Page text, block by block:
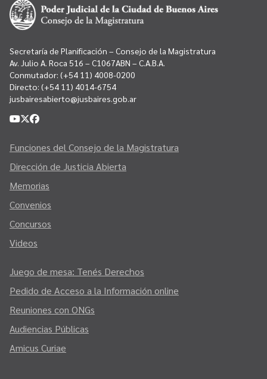
Secretaría de Planificación – Consejo de la Magistratura
Av. Julio A. Roca 516 – C1067ABN – C.A.B.A.
Conmutador: (+54 11) 4008-0200
Directo: (+54 11) 4014-6754
jusbairesabierto@jusbaires.gob.ar
Funciones del Consejo de la Magistratura
Dirección de Justicia Abierta
Memorias
Convenios
Concursos
Videos
Juego de mesa: Tenés Derechos
Pedido de Acceso a la Información online
Reuniones con ONGs
Audiencias Públicas
Amicus Curiae